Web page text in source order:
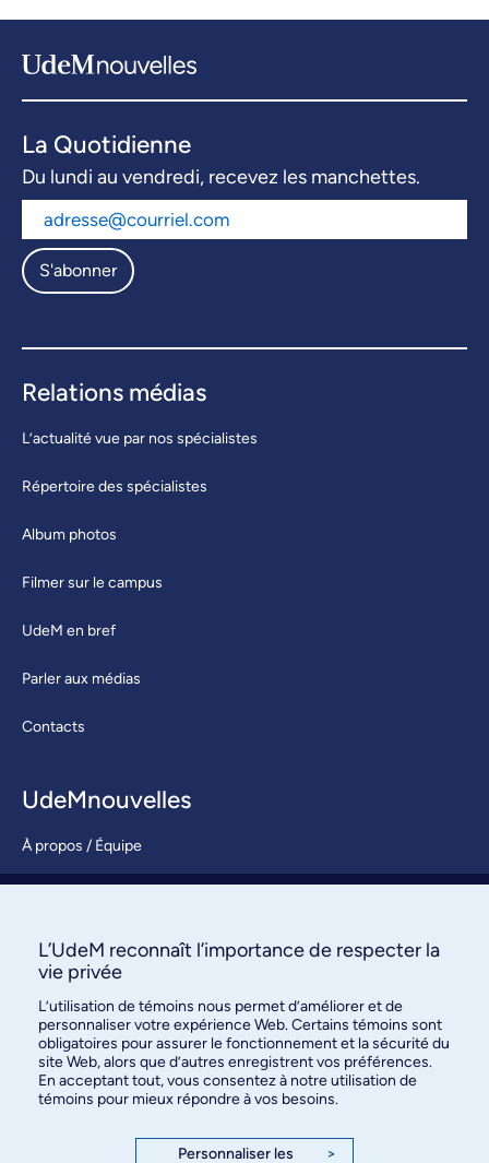
La Quotidienne
Du lundi au vendredi, recevez les manchettes.
S'abonner
Relations médias
L’actualité vue par nos spécialistes
Répertoire des spécialistes
Album photos
Filmer sur le campus
UdeM en bref
Parler aux médias
Contacts
UdeMnouvelles
À propos / Équipe
S’abonner
des relations publiques
L’UdeM reconnaît l’importance de respecter la
vie privée
L’utilisation de témoins nous permet d’améliorer et de
personnaliser votre expérience Web. Certains témoins sont
obligatoires pour assurer le fonctionnement et la sécurité du
site Web, alors que d’autres enregistrent vos préférences.
En acceptant tout, vous consentez à notre utilisation de
témoins pour mieux répondre à vos besoins.
Personnaliser les >